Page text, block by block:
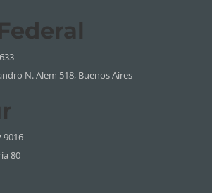
N. Alem 518, Buenos Aires
9016
80